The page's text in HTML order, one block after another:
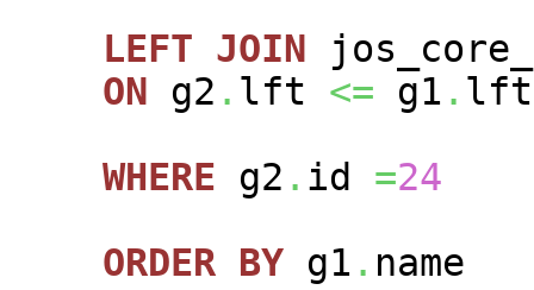
LEFT JOIN
ON g2 . lft <= g1 . lft
WHERE g2 . id =24
ORDER BY g1 . name